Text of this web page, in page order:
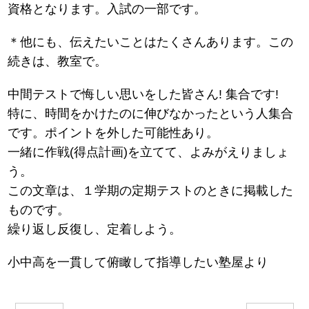
資格となります。入試の一部です。
＊他にも、伝えたいことはたくさんあります。この
続きは、教室で。
中間テストで悔しい思いをした皆さん! 集合です!
特に、時間をかけたのに伸びなかったという人集合
です。ポイントを外した可能性あり。
一緒に作戦(得点計画)を立てて、よみがえりましょ
う。
この文章は、１学期の定期テストのときに掲載した
ものです。
繰り返し反復し、定着しよう。
小中高を一貫して俯瞰して指導したい塾屋より